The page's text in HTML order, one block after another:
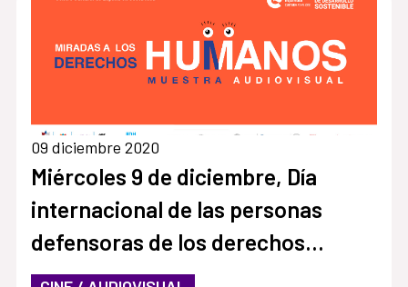
09 diciembre 2020
Miércoles 9 de diciembre, Día
internacional de las personas
defensoras de los derechos
humanos